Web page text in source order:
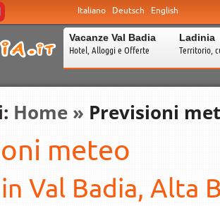
Italiano Deutsch English
Vacanze Val Badia
Hotel, Alloggi e Offerte
Ladinia
Territorio,
Home » Previsioni
meteo
Val Badia, Alta